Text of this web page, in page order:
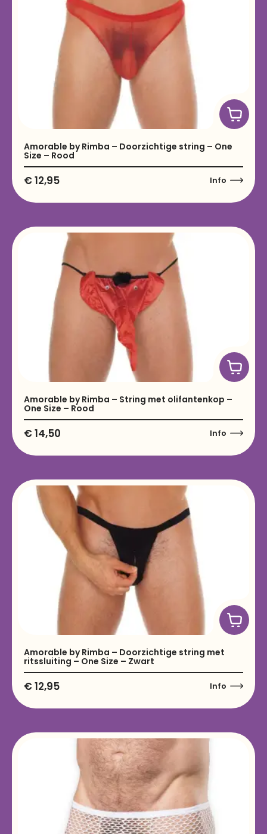
Amorable by Rimba – Doorzichtige string – One
Size – Rood
€12,95 Info
Amorable by Rimba – String met olifantenkop –
One Size – Rood
€14,50 Info
Amorable by Rimba – Doorzichtige string met
ritssluiting – One Size – Zwart
€12,95 Info